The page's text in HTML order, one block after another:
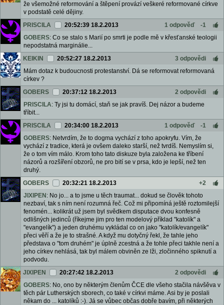
že všemožné reformování a štěpení provází veškeré reformované církve
v podstatě celé dějiny.
PRISCILA
20:52:39 18.2.2013 1 odpověď
-1
GOBERS: Co se stalo s Marií po smrti je podle mě v křesťanské teologii
nepodstatná marginálie...
KEIKIN
20:52:27 18.2.2013
3 odpovědi
Mám dotaz k budoucnosti protestanství. Dá se reformovat reformovaná
církev ?
GOBERS
20:37:12 18.2.2013
2 odpovědi
PRISCILA: Ty jsi tu domácí, staň se jak pravíš. Dej názor a budeme
tříbit...
PRISCILA
20:34:00 18.2.2013 1 odpověď
-1
GOBERS: Netvrdím, že to dogma vychází z toho apokryfu. Vím, že
vychází z tradice, která je ovšem daleko starší, než tvrdíš. Nemyslím si,
že o tom vím málo. Krom toho tato diskuze byla založena ke tříbení
názorů a rozšíření obzorů, ne pro bití se v prsa, kdo je lepší, než ten
druhý.
GOBERS
20:32:21 18.2.2013
+2
JIXIPEN : No jo... a to jsme u těch traumat... dokud se člověk tohoto
nezbaví, tak s ním není rozumná řeč. Což mi připomíná ještě roztomilejší
fenomén... kolikrát už jsem byl svědkem disputace dvou konfesně
odlišných jedinců (říkejme jim pro ten modelový příklad "katolík" a
"evangelík") a jeden druhému vykládal co on jako "katolík/evangelík"
přeci věří a že je to strašné. A když mu dotyčný řekl, že tahle jeho
představa o "tom druhém" je úplně zcestná a že tohle přeci takhle není a
jeho církev nehlásá, tak byl málem obviněn ze lži, zločinného spiknutí a
podvodu.
JIXIPEN
20:27:42 18.2.2013
2 odpovědi
GOBERS: No, ono by některým členům ČCE dle všeho stačila návšěva v
těch pár Lutherských sborech, co také v církvi máme. Asi by je poslali
někam do ... katolíků :-). Já se vůbec občas dobře bavím, při některých